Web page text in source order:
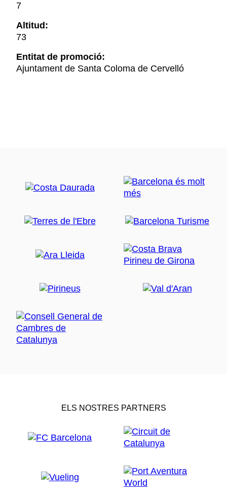
7
Altitud:
73
Entitat de promoció:
Ajuntament de Santa Coloma de Cervelló
ELS NOSTRES PARTNERS